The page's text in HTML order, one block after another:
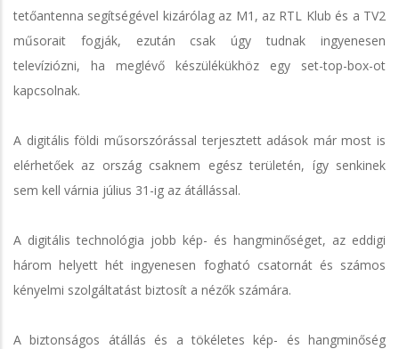
tetőantenna segítségével kizárólag az M1, az RTL Klub és a TV2
műsorait fogják, ezután csak úgy tudnak ingyenesen
televíziózni, ha meglévő készülékükhöz egy set-top-box-ot
kapcsolnak.
A digitális földi műsorszórással terjesztett adások már most is
elérhetőek az ország csaknem egész területén, így senkinek
sem kell várnia július 31-ig az átállással.
A digitális technológia jobb kép- és hangminőséget, az eddigi
három helyett hét ingyenesen fogható csatornát és számos
kényelmi szolgáltatást biztosít a nézők számára.
A biztonságos átállás és a tökéletes kép- és hangminőség